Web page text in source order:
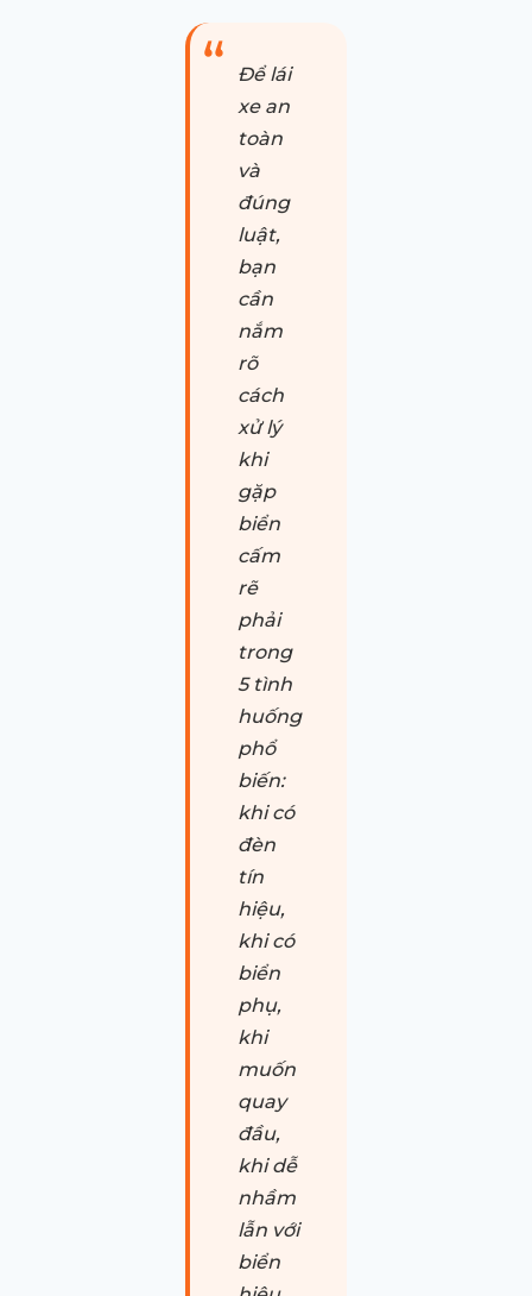
Để lái
xe an
toàn
và
đúng
luật,
bạn
cần
nắm
rõ
cách
xử lý
khi
gặp
biển
cấm
rẽ
phải
trong
5 tình
huống
phổ
biến:
khi có
đèn
tín
hiệu,
khi có
biển
phụ,
khi
muốn
quay
đầu,
khi dễ
nhầm
lẫn với
biển